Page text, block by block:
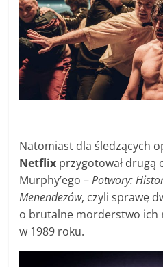
Natomiast dla śledzących
Netflix przygotował drugą
Murphy’ego –Potwory:
Menendezów, czyli sprawę
o brutalne morderstwo ich
w 1989 roku.